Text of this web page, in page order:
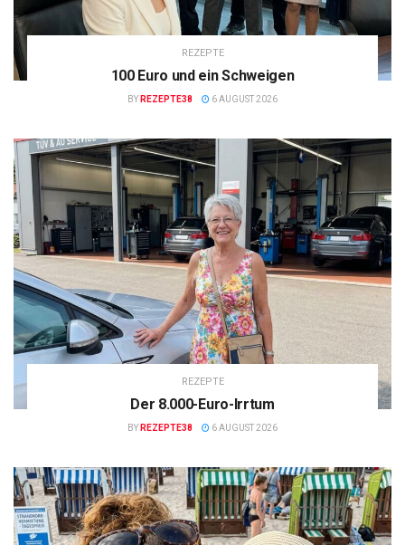
REZEPTE
100 Euro und ein Schweigen
BY REZEPTE38 6 AUGUST 2026
REZEPTE
Der 8.000-Euro-Irrtum
BY REZEPTE38 6 AUGUST 2026